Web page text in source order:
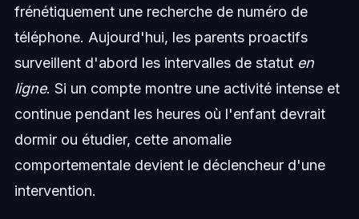
frénétiquement une recherche de numéro de
téléphone. Aujourd'hui, les parents proactifs
surveillent d'abord les intervalles de statut en
ligne. Si un compte montre une activité intense et
continue pendant les heures où l'enfant devrait
dormir ou étudier, cette anomalie
comportementale devient le déclencheur d'une
intervention.